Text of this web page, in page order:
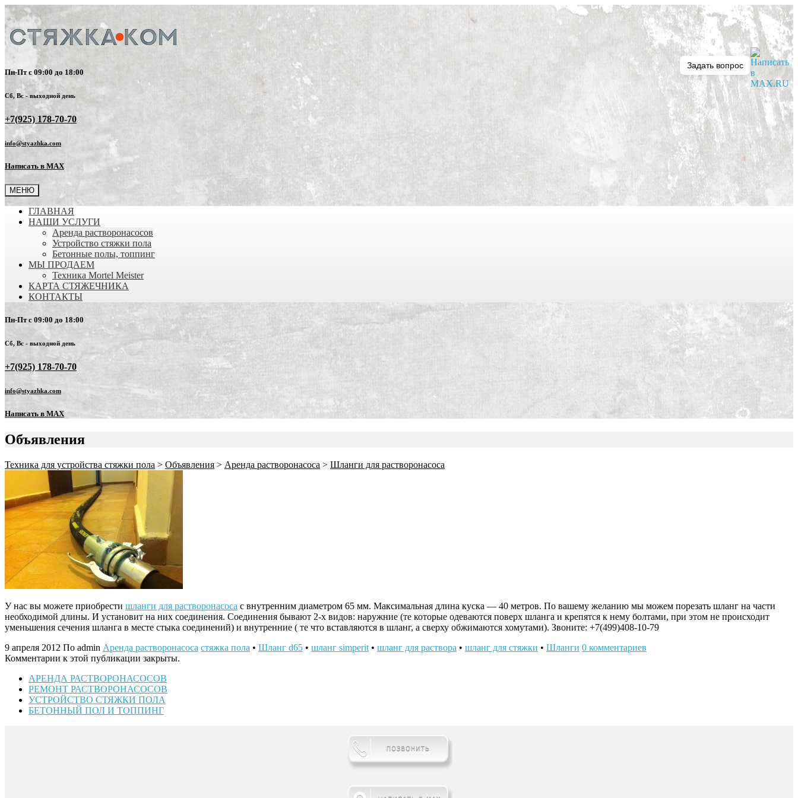
Пн-Пт с 09:00 до 18:00
Сб, Вс - выходной день
+7(925) 178-70-70
info@styazhka.com
Написать в MAX
МЕНЮ
ГЛАВНАЯ
НАШИ УСЛУГИ
Аренда растворонасосов
Устройство стяжки пола
Бетонные полы, топпинг
МЫ ПРОДАЕМ
Техника Mortel Meister
КАРТА СТЯЖЕЧНИКА
КОНТАКТЫ
Пн-Пт с 09:00 до 18:00
Сб, Вс - выходной день
+7(925) 178-70-70
info@styazhka.com
Написать в MAX
Объявления
Техника для устройства стяжки пола > Объявления > Аренда растворонасоса > Шланги для растворонасоса
У нас вы можете приобрести шланги для растворонасоса с внутренним диаметром 65 мм. Максимальная длина куска — 40 метров. По вашему желанию мы можем порезать шланг на части
необходимой длины. И установит на них соединения. Соединения бывают 2-х видов: наружние (те которые одеваются поверх шланга и крепятся к нему болтами, при этом не происходит
уменьшения сечения шланга в месте стыка соединений) и внутренние ( те что вставляются в шланг, а сверху обжимаются хомутами). Звоните: +7(499)408-10-79
9 апреля 2012 По admin Аренда растворонасоса стяжка пола • Шланг d65 • шланг simperit • шланг для раствора • шланг для стяжки • Шланги 0 комментариев
Комментарии к этой публикации закрыты.
АРЕНДА РАСТВОРОНАСОСОВ
РЕМОНТ РАСТВОРОНАСОСОВ
УСТРОЙСТВО СТЯЖКИ ПОЛА
БЕТОННЫЙ ПОЛ И ТОППИНГ
Задать вопрос